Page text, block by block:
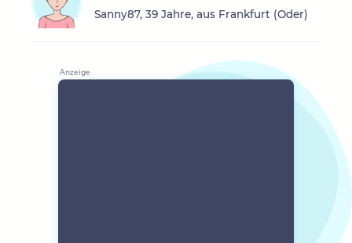
Sanny87, 39 Jahre, aus Frankfurt (Oder)